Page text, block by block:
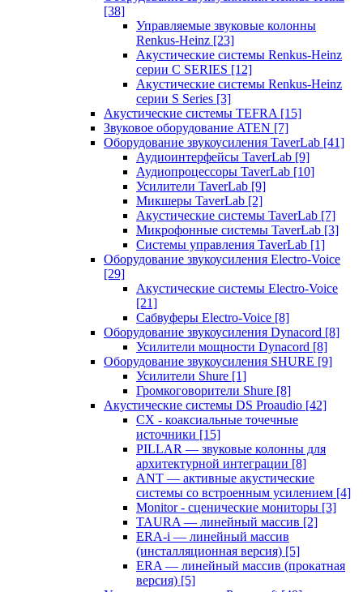
[38]
Управляемые звуковые колонны
Renkus-Heinz [23]
Акустические системы Renkus-Heinz
серии C SERIES [12]
Акустические системы Renkus-Heinz
серии S Series [3]
Акустические системы TEFRA [15]
Звуковое оборудование ATEN [7]
Оборудование звукоусиления TaverLab [41]
Аудиоинтерфейсы TaverLab [9]
Аудиопроцессоры TaverLab [10]
Усилители TaverLab [9]
Микшеры TaverLab [2]
Акустические системы TaverLab [7]
Микрофонные системы TaverLab [3]
Системы управления TaverLab [1]
Оборудование звукоусиления Electro-Voice
[29]
Акустические системы Electro-Voice
[21]
Сабвуферы Electro-Voice [8]
Оборудование звукоусиления Dynacord [8]
Усилители мощности Dynacord [8]
Оборудование звукоусиления SHURE [9]
Усилители Shure [1]
Громкоговорители Shure [8]
Акустические системы DS Proaudio [42]
CX - коаксиальные точечные
источники [15]
PILLAR — звуковые колонны для
архитектурной интеграции [8]
ANT — активные акустические
системы со встроенным усилением [4]
Monitor - сценические мониторы [3]
TAURA — линейный массив [2]
ERA-i — линейный массив
(инсталляционная версия) [5]
ERA — линейный массив (прокатная
версия) [5]